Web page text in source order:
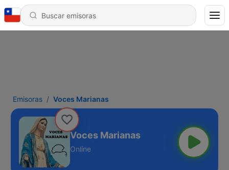
Emisoras Voces Marianas
Voces Marianas
Online